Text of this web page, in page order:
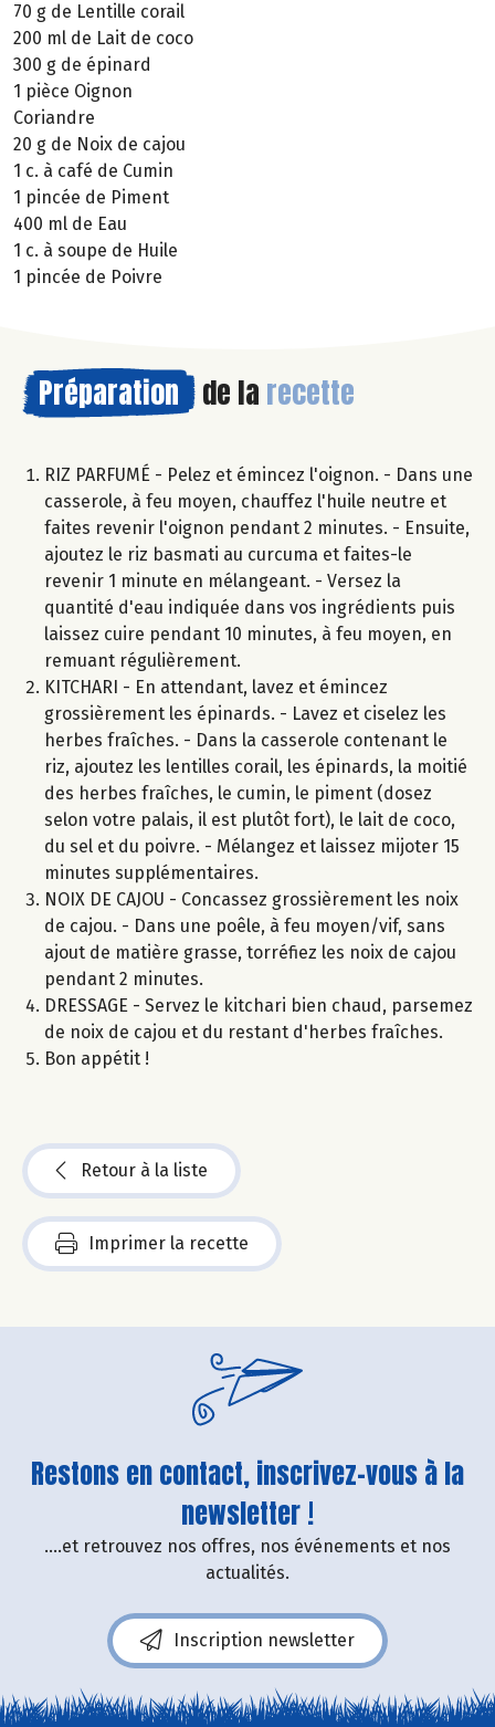
70 g de Lentille corail
200 ml de Lait de coco
300 g de épinard
1 pièce Oignon
Coriandre
20 g de Noix de cajou
1 c. à café de Cumin
1 pincée de Piment
400 ml de Eau
1 c. à soupe de Huile
1 pincée de Poivre
Préparation de la recette
RIZ PARFUMÉ - Pelez et émincez l'oignon. - Dans une
casserole, à feu moyen, chauffez l'huile neutre et
faites revenir l'oignon pendant 2 minutes. - Ensuite,
ajoutez le riz basmati au curcuma et faites-le
revenir 1 minute en mélangeant. - Versez la
quantité d'eau indiquée dans vos ingrédients puis
laissez cuire pendant 10 minutes, à feu moyen, en
remuant régulièrement.
KITCHARI - En attendant, lavez et émincez
grossièrement les épinards. - Lavez et ciselez les
herbes fraîches. - Dans la casserole contenant le
riz, ajoutez les lentilles corail, les épinards, la moitié
des herbes fraîches, le cumin, le piment (dosez
selon votre palais, il est plutôt fort), le lait de coco,
du sel et du poivre. - Mélangez et laissez mijoter 15
minutes supplémentaires.
NOIX DE CAJOU - Concassez grossièrement les noix
de cajou. - Dans une poêle, à feu moyen/vif, sans
ajout de matière grasse, torréfiez les noix de cajou
pendant 2 minutes.
DRESSAGE - Servez le kitchari bien chaud, parsemez
de noix de cajou et du restant d'herbes fraîches.
Bon appétit !
Retour à la liste
Imprimer la recette
Restons en contact, inscrivez-vous à la
newsletter !
....et retrouvez nos offres, nos événements et nos
actualités.
Inscription newsletter